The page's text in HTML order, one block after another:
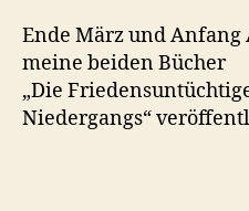
Ende März und
meine beiden Bücher
„Die
Niedergangs“